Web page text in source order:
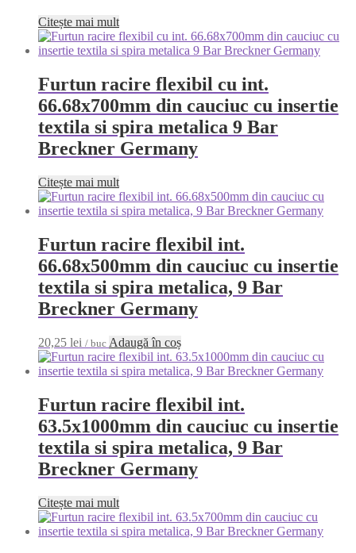
Citește mai mult
Furtun racire flexibil cu int.
66.68x700mm din cauciuc cu insertie
textila si spira metalica 9 Bar
Breckner Germany
Citește mai mult
Furtun racire flexibil int.
66.68x500mm din cauciuc cu insertie
textila si spira metalica, 9 Bar
Breckner Germany
20,25 lei / buc Adaugă în coș
Furtun racire flexibil int.
63.5x1000mm din cauciuc cu insertie
textila si spira metalica, 9 Bar
Breckner Germany
Citește mai mult